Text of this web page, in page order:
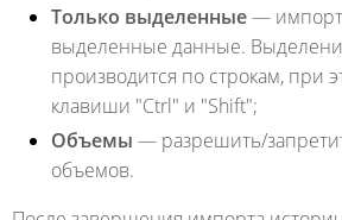
Только выделенные—
выделенные данные.
производится по строкам, при
клавиши "Ctrl" и "Shift";
Объемы — разрешить/
объемов.